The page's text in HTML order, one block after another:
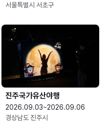
서울특별시 서초구
진주국가유산야행
2026.09.03~2026.09.06
경상남도 진주시